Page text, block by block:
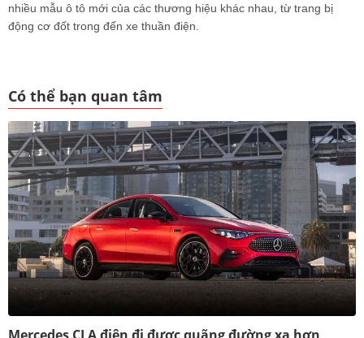
nhiều mẫu ô tô mới của các thương hiệu khác nhau, từ trang bị
động cơ đốt trong đến xe thuần điện.
Có thể bạn quan tâm
Mercedes CLA điện đi được quãng đường xa hơn